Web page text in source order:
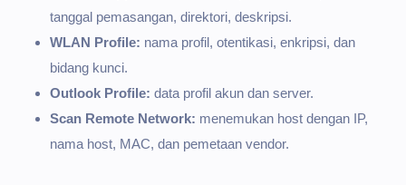
tanggal pemasangan, direktori, deskripsi.
WLAN Profile: nama profil, otentikasi, enkripsi, dan
bidang kunci.
Outlook Profile: data profil akun dan server.
Scan Remote Network: menemukan host dengan IP,
nama host, MAC, dan pemetaan vendor.